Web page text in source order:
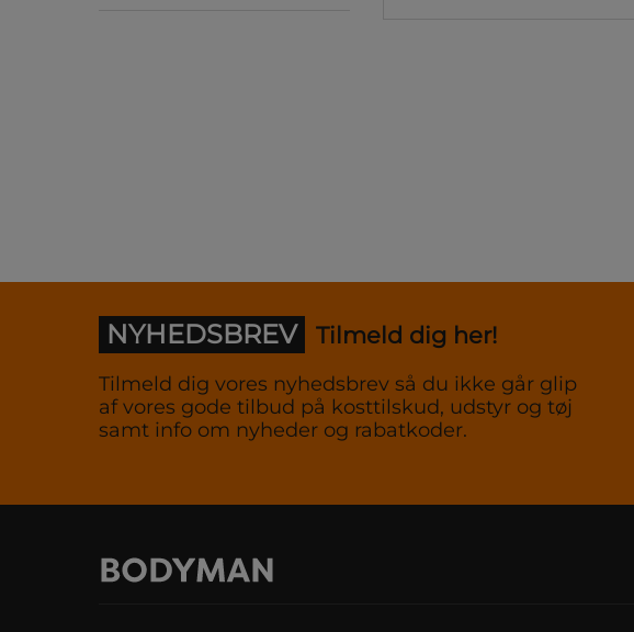
NYHEDSBREV Tilmeld dig her!
Tilmeld dig vores nyhedsbrev så du ikke går glip
af vores gode tilbud på kosttilskud, udstyr og tøj
samt info om nyheder og rabatkoder.